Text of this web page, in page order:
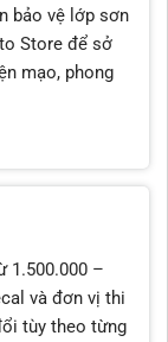
bảo vệ lớp sơn
Store để sở
mạo, phong
1.500.000 –
và đơn vị thi
tùy theo từng